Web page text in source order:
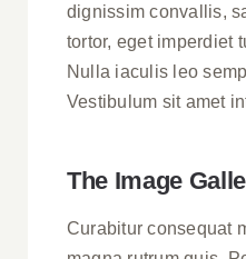
dignissim convallis,
tortor, eget imperdiet
Nulla iaculis leo
Vestibulum sit amet
The Image
Curabitur consequat